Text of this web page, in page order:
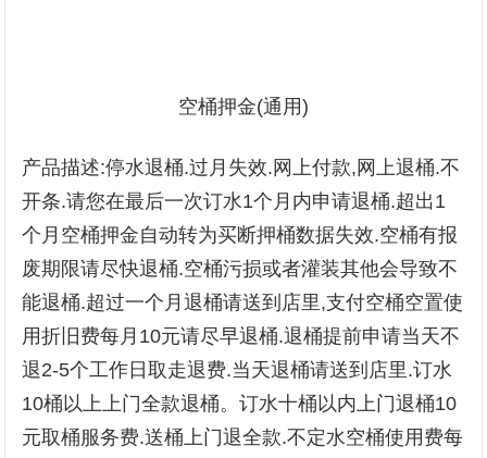
空桶押金(通用)
产品描述:停水退桶.过月失效.网上付款,网上退桶.不
开条.请您在最后一次订水1个月内申请退桶.超出1
个月空桶押金自动转为买断押桶数据失效.空桶有报
废期限请尽快退桶.空桶污损或者灌装其他会导致不
能退桶.超过一个月退桶请送到店里,支付空桶空置使
用折旧费每月10元请尽早退桶.退桶提前申请当天不
退2-5个工作日取走退费.当天退桶请送到店里.订水
10桶以上上门全款退桶。订水十桶以内上门退桶10
元取桶服务费.送桶上门退全款.不定水空桶使用费每